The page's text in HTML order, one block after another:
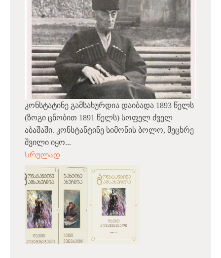
კონსტატინე გამსახურდია დაიბადა 1893 წელს
(ზოგი ცნობით 1891 წელს) სოფელ ძველ
აბაშაში. კონსტანტინე სიმონის ბოლო, მეცხრე
შვილი იყო...
სრულად